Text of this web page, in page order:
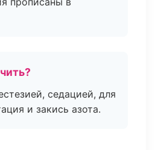
седацией, для
и закись азота.